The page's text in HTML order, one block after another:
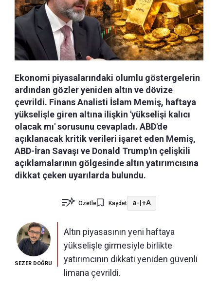
Ekonomi piyasalarındaki olumlu göstergelerin
ardından gözler yeniden altın ve dövize
çevrildi. Finans Analisti İslam Memiş, haftaya
yükselişle giren altına ilişkin 'yükselişi kalıcı
olacak mı' sorusunu cevapladı. ABD'de
açıklanacak kritik verileri işaret eden Memiş,
ABD-İran Savaşı ve Donald Trump'ın çelişkili
açıklamalarının gölgesinde altın yatırımcısına
dikkat çeken uyarılarda bulundu.
Özetle Kaydet a-|+A
SEZER DOĞRU
Altın piyasasının yeni haftaya
yükselişle girmesiyle birlikte
yatırımcının dikkati yeniden güvenli
limana çevrildi.